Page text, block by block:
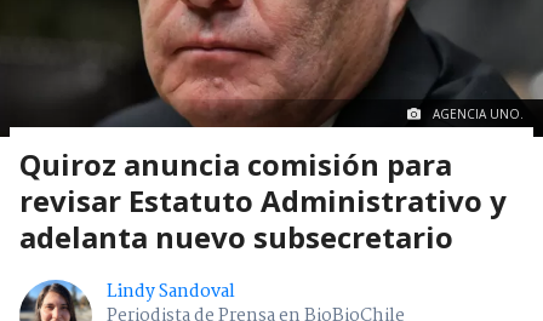
AGENCIA UNO.
Quiroz anuncia comisión para
revisar Estatuto Administrativo y
adelanta nuevo subsecretario
Lindy Sandoval